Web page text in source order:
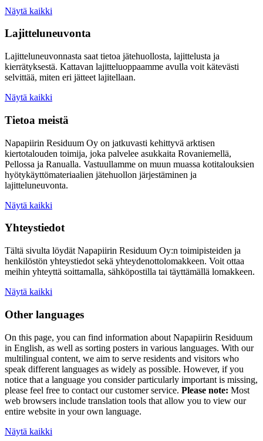
Näytä kaikki
Lajitteluneuvonta
Lajitteluneuvonnasta saat tietoa jätehuollosta, lajittelusta ja
kierrätyksestä. Kattavan lajitteluoppaamme avulla voit kätevästi
selvittää, miten eri jätteet lajitellaan.
Näytä kaikki
Tietoa meistä
Napapiirin Residuum Oy on jatkuvasti kehittyvä arktisen
kiertotalouden toimija, joka palvelee asukkaita Rovaniemellä,
Pellossa ja Ranualla. Vastuullamme on muun muassa kotitalouksien
hyötykäyttömateriaalien jätehuollon järjestäminen ja
lajitteluneuvonta.
Näytä kaikki
Yhteystiedot
Tältä sivulta löydät Napapiirin Residuum Oy:n toimipisteiden ja
henkilöstön yhteystiedot sekä yhteydenottolomakkeen. Voit ottaa
meihin yhteyttä soittamalla, sähköpostilla tai täyttämällä lomakkeen.
Näytä kaikki
Other languages
On this page, you can find information about Napapiirin Residuum
in English, as well as sorting posters in various languages. With our
multilingual content, we aim to serve residents and visitors who
speak different languages as widely as possible. However, if you
notice that a language you consider particularly important is missing,
please feel free to contact our customer service. Please note: Most
web browsers include translation tools that allow you to view our
entire website in your own language.
Näytä kaikki